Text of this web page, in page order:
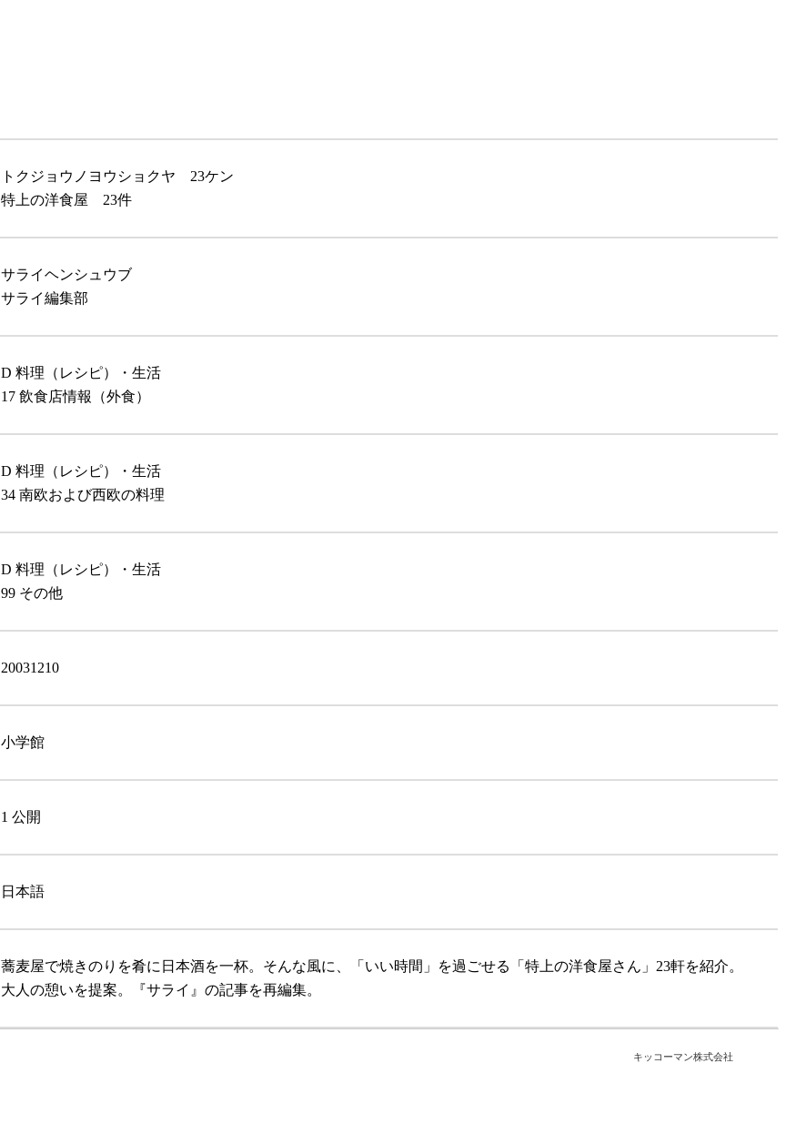
トクジョウノヨウショクヤ 23ケン
特上の洋食屋 23件
サライヘンシュウブ
サライ編集部
D 料理（レシピ）・生活
17 飲食店情報（外食）
D 料理（レシピ）・生活
34 南欧および西欧の料理
D 料理（レシピ）・生活
99 その他
20031210
小学館
1 公開
日本語
蕎麦屋で焼きのりを肴に日本酒を一杯。そんな風に、「いい時間」を過ごせる「特上の洋食屋さん」23軒を紹介。
大人の憩いを提案。『サライ』の記事を再編集。
キッコーマン株式会社